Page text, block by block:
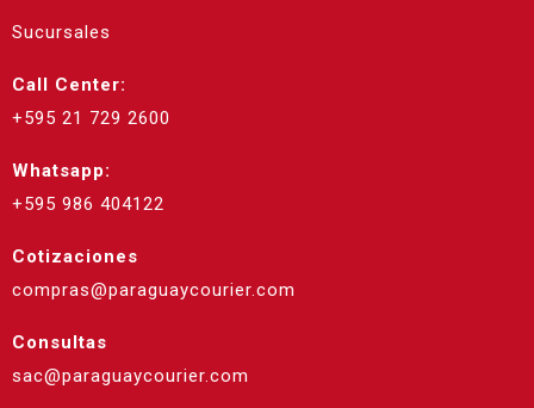
Sucursales
Call Center:
+595 21 729 2600
Whatsapp:
+595 986 404122
Cotizaciones
compras@paraguaycourier.com
Consultas
sac@paraguaycourier.com